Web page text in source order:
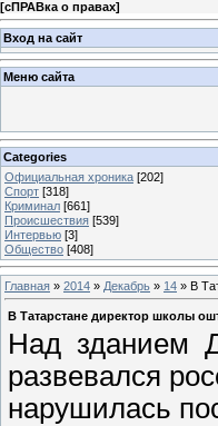
[сПРАВка о правах]
Вход на сайт
Меню сайта
Categories
Официальная хроника [202]
Спорт [318]
Криминал [661]
Происшествия [539]
Интервью [3]
Общество [408]
Главная » 2014 » Декабрь » 14 » В
В Татарстане директор школы
Над зданием
развевался
нарушилась